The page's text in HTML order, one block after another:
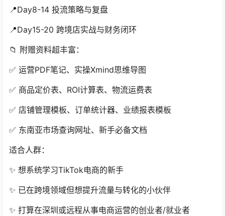
📍Day8-14 投流策略与复盘
📍Day15-20 跨境店实战与财务闭环
📁 附赠资料超丰富：
✅ 运营PDF笔记、实操Xmind思维导图
✅ 商品定价表、ROI计算表、物流运费表
✅ 店铺管理模板、订单统计器、业绩报表模板
✅ 东南亚市场查询网址、新手必备文档
适合人群：
✨ 想系统学习TikTok电商的新手
✨ 已在跨境领域但想提升流量与转化的小伙伴
✨ 打算在深圳或远程从事电商运营的创业者/就业者